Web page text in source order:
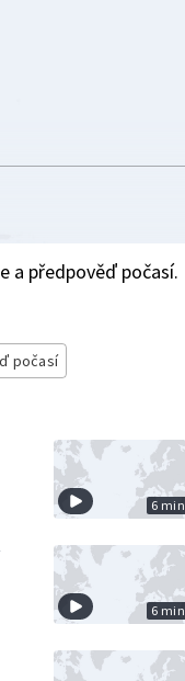
a předpověď počasí.
počasí
6 min
6 min